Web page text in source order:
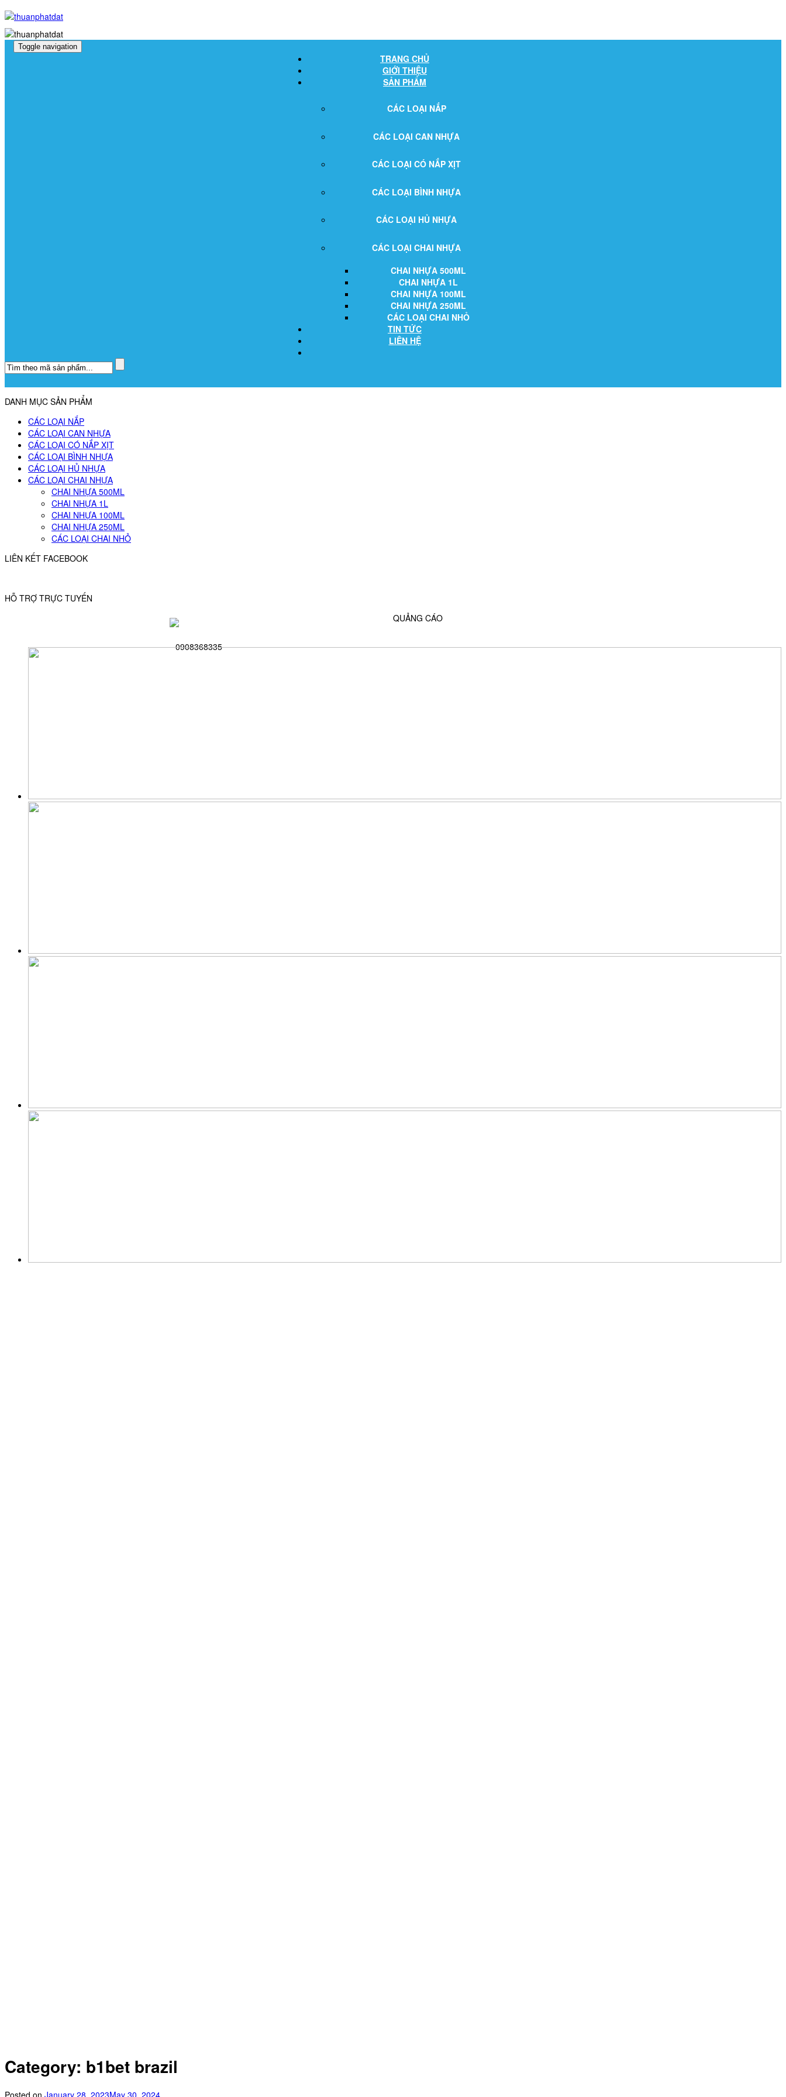
Toggle navigation
TRANG CHỦ
GIỚI THIỆU
SẢN PHẨM
CÁC LOẠI NẮP
CÁC LOẠI CAN NHỰA
CÁC LOẠI CÓ NẮP XỊT
CÁC LOẠI BÌNH NHỰA
CÁC LOẠI HỦ NHỰA
CÁC LOẠI CHAI NHỰA
CHAI NHỰA 500ML
CHAI NHỰA 1L
CHAI NHỰA 100ML
CHAI NHỰA 250ML
CÁC LOẠI CHAI NHỎ
TIN TỨC
LIÊN HỆ
DANH MỤC SẢN PHẨM
CÁC LOẠI NẮP
CÁC LOẠI CAN NHỰA
CÁC LOẠI CÓ NẮP XỊT
CÁC LOẠI BÌNH NHỰA
CÁC LOẠI HỦ NHỰA
CÁC LOẠI CHAI NHỰA
CHAI NHỰA 500ML
CHAI NHỰA 1L
CHAI NHỰA 100ML
CHAI NHỰA 250ML
CÁC LOẠI CHAI NHỎ
LIÊN KẾT FACEBOOK
HỖ TRỢ TRỰC TUYẾN
0908368335
QUẢNG CÁO
Category: b1bet brazil